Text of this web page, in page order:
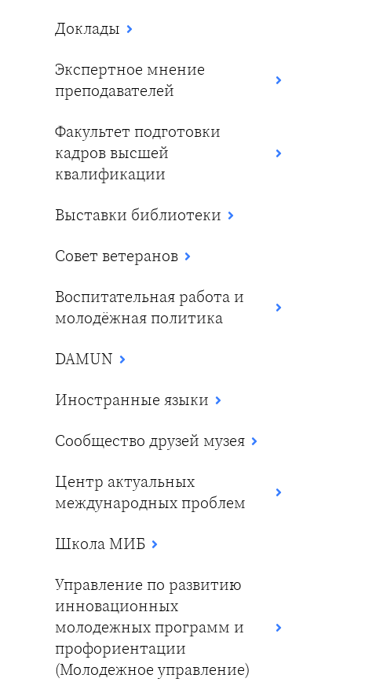
Доклады
Экспертное мнение
преподавателей
Факультет подготовки
кадров высшей
квалификации
Выставки библиотеки
Совет ветеранов
Воспитательная работа и
молодёжная политика
DAMUN
Иностранные языки
Сообщество друзей музея
Центр актуальных
международных проблем
Школа МИБ
Управление по развитию
инновационных
молодежных программ и
профориентации
(Молодежное управление)